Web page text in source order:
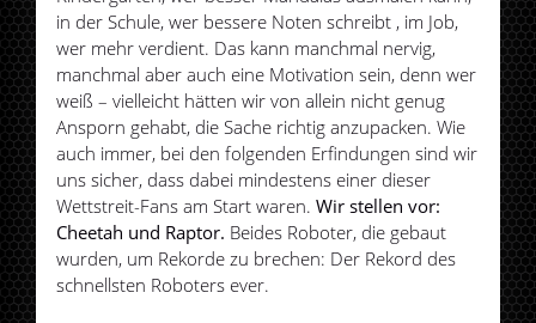
in der Schule, wer bessere Noten schreibt , im Job,
wer mehr verdient. Das kann manchmal nervig,
manchmal aber auch eine Motivation sein, denn wer
weiß – vielleicht hätten wir von allein nicht genug
Ansporn gehabt, die Sache richtig anzupacken. Wie
auch immer, bei den folgenden Erfindungen sind wir
uns sicher, dass dabei mindestens einer dieser
Wettstreit-Fans am Start waren. Wir stellen vor:
Cheetah und Raptor. Beides Roboter, die gebaut
wurden, um Rekorde zu brechen: Der Rekord des
schnellsten Roboters ever.